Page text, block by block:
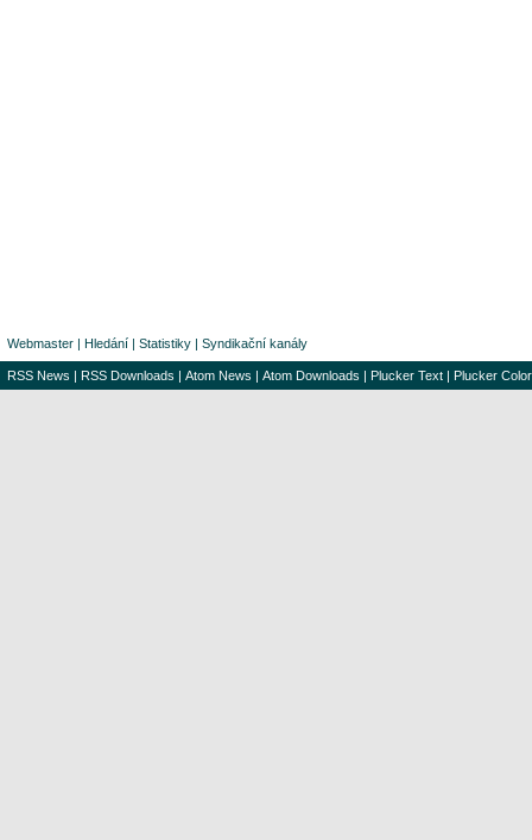
Webmaster | Hledání | Statistiky | Syndikační kanály
RSS News | RSS Downloads | Atom News | Atom Downloads | Plucker Text | Plucker Color